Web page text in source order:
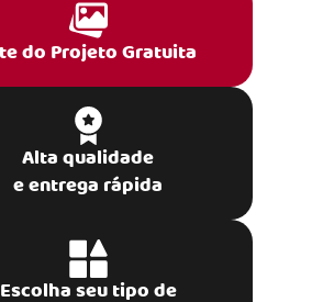
do Projeto Gratuita
Alta qualidade
e entrega rápida
Escolha seu tipo de